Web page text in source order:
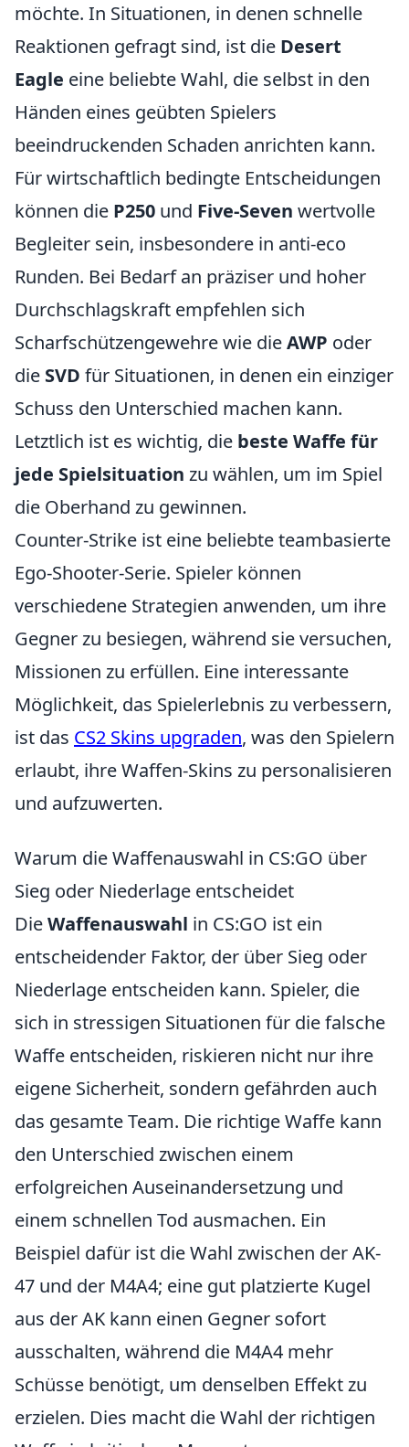
möchte. In Situationen, in denen schnelle
Reaktionen gefragt sind, ist die Desert
Eagle eine beliebte Wahl, die selbst in den
Händen eines geübten Spielers
beeindruckenden Schaden anrichten kann.
Für wirtschaftlich bedingte Entscheidungen
können die P250 und Five-Seven wertvolle
Begleiter sein, insbesondere in anti-eco
Runden. Bei Bedarf an präziser und hoher
Durchschlagskraft empfehlen sich
Scharfschützengewehre wie dieAWP oder
die SVD für Situationen, in denen ein einziger
Schuss den Unterschied machen kann.
Letztlich ist es wichtig, die beste Waffe für
jede Spielsituation zu wählen, um im Spiel
die Oberhand zu gewinnen.
Counter-Strike ist eine beliebte teambasierte
Ego-Shooter-Serie. Spieler können
verschiedene Strategien anwenden, um ihre
Gegner zu besiegen, während sie versuchen,
Missionen zu erfüllen. Eine interessante
Möglichkeit, das Spielerlebnis zu verbessern,
ist das CS2 Skins upgraden, was den Spielern
erlaubt, ihre Waffen-Skins zu personalisieren
und aufzuwerten.
Warum die Waffenauswahl in CS:GO über
Sieg oder Niederlage entscheidet
DieWaffenauswahl in CS:GO ist ein
entscheidender Faktor, der über Sieg oder
Niederlage entscheiden kann. Spieler, die
sich in stressigen Situationen für die falsche
Waffe entscheiden, riskieren nicht nur ihre
eigene Sicherheit, sondern gefährden auch
das gesamte Team. Die richtige Waffe kann
den Unterschied zwischen einem
erfolgreichen Auseinandersetzung und
einem schnellen Tod ausmachen. Ein
Beispiel dafür ist die Wahl zwischen der AK-
47 und der M4A4; eine gut platzierte Kugel
aus der AK kann einen Gegner sofort
ausschalten, während die M4A4 mehr
Schüsse benötigt, um denselben Effekt zu
erzielen. Dies macht die Wahl der richtigen